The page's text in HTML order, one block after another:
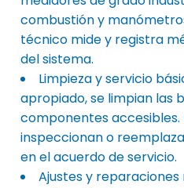
combustión y
técnico mide y registra
del sistema.
Limpieza y servicio
apropiado, se limpian las
componentes accesibles.
inspeccionan o
en el acuerdo de servicio.
Ajustes y reparaciones